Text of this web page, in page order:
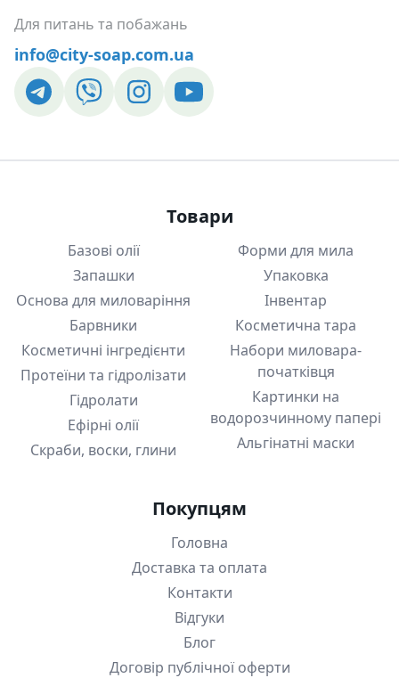
Для питань та побажань
info@city-soap.com.ua
Товари
Базові олії
Запашки
Основа для миловаріння
Барвники
Косметичні інгредієнти
Протеїни та гідролізати
Гідролати
Ефірні олії
Скраби, воски, глини
Форми для мила
Упаковка
Інвентар
Косметична тара
Набори миловара-
початківця
Картинки на
водорозчинному папері
Альгінатні маски
Покупцям
Головна
Доставка та оплата
Контакти
Відгуки
Блог
Договір публічної оферти